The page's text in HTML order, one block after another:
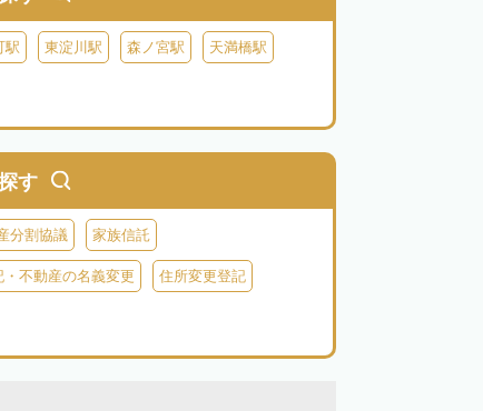
駅 東淀川駅 森ノ宮駅 天満橋駅
す
分割協議 家族信託
・不動産の名義変更 住所変更登記